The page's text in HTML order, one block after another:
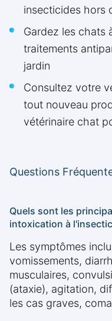
insecticides hors
Gardez les chats
traitements
jardin
Consultez votre
tout nouveau
vétérinaire chat
Questions
Quels sont les
intoxication à
Les symptômes
vomissements,
musculaires,
(ataxie), agitation,
les cas graves,